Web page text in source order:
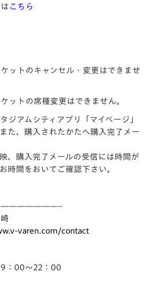
こちら
ットのキャンセル・変更はできませ
ットの席種変更はできません。
ジアムシティアプリ「マイページ」
た、購入されたかたへ購入完了メー
、購入完了メールの受信には時間が
時間をおいてご確認下さい。
varen.com/contact
：00～22：00